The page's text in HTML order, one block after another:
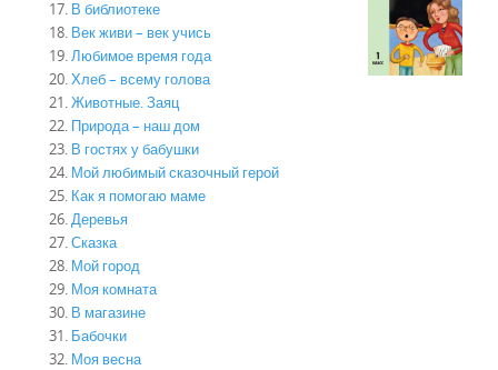
В библиотеке
Век живи – век учись
Любимое время года
Хлеб – всему голова
Животные. Заяц
Природа – наш дом
В гостях у бабушки
Мой любимый сказочный герой
Как я помогаю маме
Деревья
Сказка
Мой город
Моя комната
В магазине
Бабочки
Моя весна